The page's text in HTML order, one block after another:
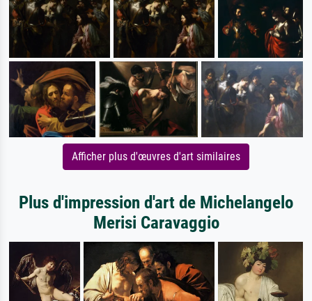
Afficher plus d'œuvres d'art similaires
Plus d'impression d'art de Michelangelo
Merisi Caravaggio